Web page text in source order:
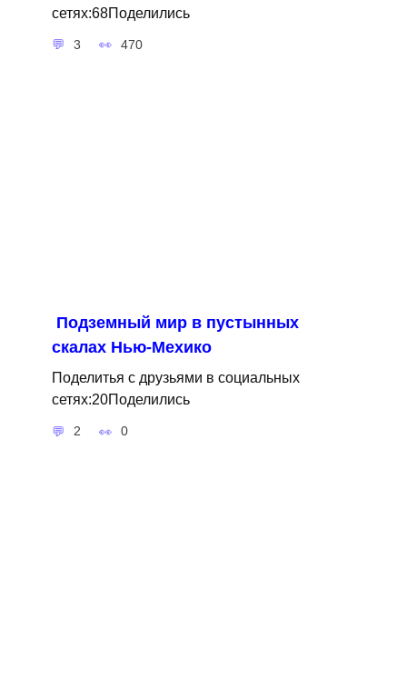
сетях:68Поделились
3 470
Подземный мир в пустынных
скалах Нью-Мехико
Поделитья с друзьями в социальных
сетях:20Поделились
2 0